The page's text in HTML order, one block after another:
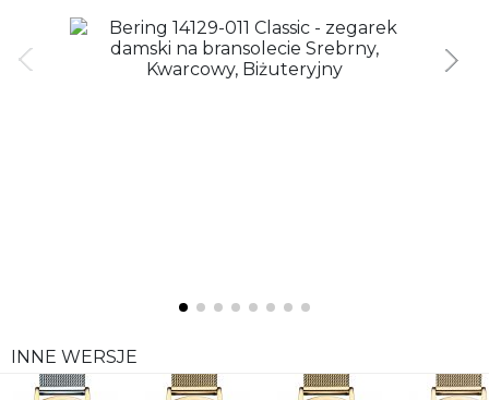
INNE WERSJE